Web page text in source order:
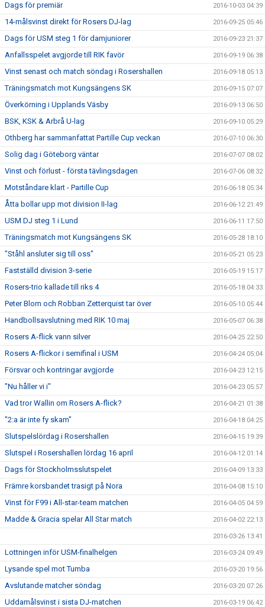
Dags för premiär 2016-10-03 04:39
14-målsvinst direkt för Rosers DJ-lag 2016-09-25 05:46
Dags för USM steg 1 för damjuniorer 2016-09-23 21:37
Anfallsspelet avgjorde till RIK favör 2016-09-19 06:38
Vinst senast och match söndag i Rosershallen 2016-09-18 05:13
Träningsmatch mot Kungsängens SK 2016-09-15 07:07
Överkörning i Upplands Väsby 2016-09-13 06:50
BSK, KSK & Arbrå U-lag 2016-09-10 05:29
Othberg har sammanfattat Partille Cup veckan 2016-07-10 06:30
Solig dag i Göteborg väntar 2016-07-07 08:02
Vinst och förlust - första tävlingsdagen 2016-07-06 08:32
Motståndare klart - Partille Cup 2016-06-18 05:34
Åtta bollar upp mot division II-lag 2016-06-12 21:49
USM DJ steg 1 i Lund 2016-06-11 17:50
Träningsmatch mot Kungsängens SK 2016-05-28 18:10
"Ståhl ansluter sig till oss" 2016-05-21 05:23
Fastställd division 3-serie 2016-05-19 15:17
Rosers-trio kallade till riks 4 2016-05-18 04:33
Peter Blom och Robban Zetterquist tar över 2016-05-10 05:44
Handbollsavslutning med RIK 10 maj 2016-05-07 06:38
Rosers A-flick vann silver 2016-04-25 22:50
Rosers A-flickor i semifinal i USM 2016-04-24 05:04
Försvar och kontringar avgjorde 2016-04-23 12:15
"Nu håller vi i" 2016-04-23 05:57
Vad tror Wallin om Rosers A-flick? 2016-04-21 01:38
"2:a är inte fy skam" 2016-04-18 04:25
Slutspelslördag i Rosershallen 2016-04-15 19:39
Slutspel i Rosershallen lördag 16 april 2016-04-12 01:14
Dags för Stockholmsslutspelet 2016-04-09 13:33
Främre korsbandet trasigt på Nora 2016-04-08 15:10
Vinst för F99 i All-star-team matchen 2016-04-05 04:59
Madde & Gracia spelar All Star match 2016-04-02 22:13
2016-03-26 13:41
Lottningen inför USM-finalhelgen 2016-03-24 09:49
Lysande spel mot Tumba 2016-03-20 19:56
Avslutande matcher söndag 2016-03-20 07:26
Uddamålsvinst i sista DJ-matchen 2016-03-19 06:42